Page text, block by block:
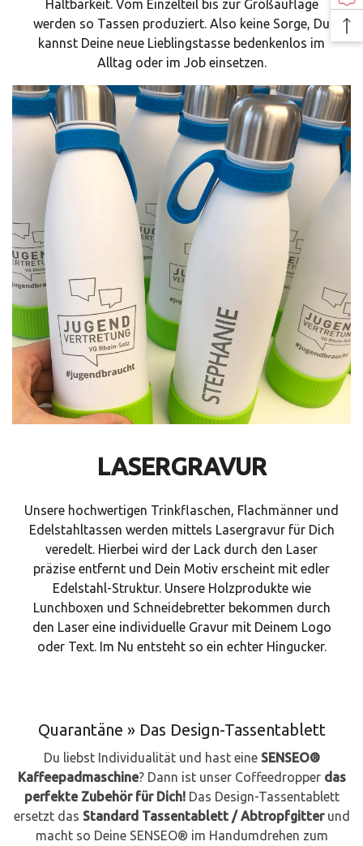
Haltbarkeit. Vom Einzelteil bis zur Großauflage
werden so Tassen produziert. Also keine Sorge, Du
kannst Deine neue Lieblingstasse bedenkenlos im
Alltag oder im Job einsetzen.
LASERGRAVUR
Unsere hochwertigen Trinkflaschen, Flachmänner und
Edelstahltassen werden mittels Lasergravur für Dich
veredelt. Hierbei wird der Lack durch den Laser
präzise entfernt und Dein Motiv erscheint mit edler
Edelstahl-Struktur. Unsere Holzprodukte wie
Lunchboxen und Schneidebretter bekommen durch
den Laser eine individuelle Gravur mit Deinem Logo
oder Text. Im Nu entsteht so ein echter Hingucker.
Quarantäne » Das Design-Tassentablett
Du liebst Individualität und hast eine SENSEO®
Kaffeepadmaschine? Dann ist unser Coffeedropper das
perfekte Zubehör für Dich!Das Design-Tassentablett
ersetzt das Standard Tassentablett / Abtropfgitterund
macht so Deine SENSEO® im Handumdrehen zum